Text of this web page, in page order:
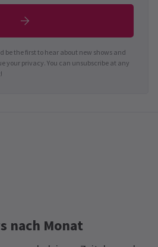
be the first to hear about new shows and
your privacy. You can unsubscribe at any
nach Monat